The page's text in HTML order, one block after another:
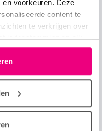
voorkeuren. Deze
content te
te verkrijgen over
je toestemming op elk
het cookie-icoontje
partners is te vinden
nieuws over